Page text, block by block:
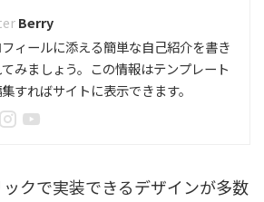
Berry
ィールに添える簡単な自己紹介を書き
てみましょう。この情報はテンプレート
すればサイトに表示できます。
クで実装できるデザインが多数